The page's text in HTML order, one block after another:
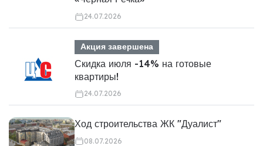
24.07.2026
Акция завершена
Скидка июля -14% на готовые
квартиры!
24.07.2026
Ход строительства ЖК "Дуалист"
08.07.2026